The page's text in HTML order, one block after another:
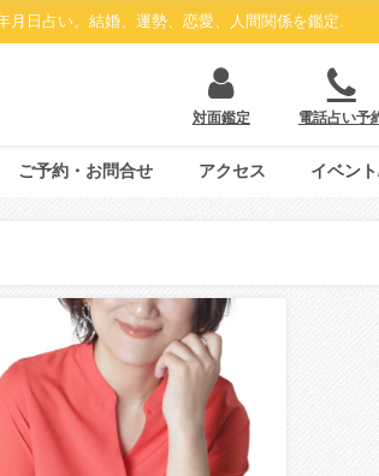
日占い。結婚、運勢、恋愛、人間関係を鑑定.
対面鑑定 電話占い予
ご予約・お問合せ アクセス イベン